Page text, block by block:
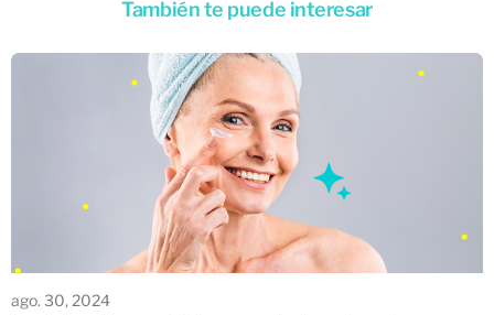
También te puede interesar
ago. 30, 2024